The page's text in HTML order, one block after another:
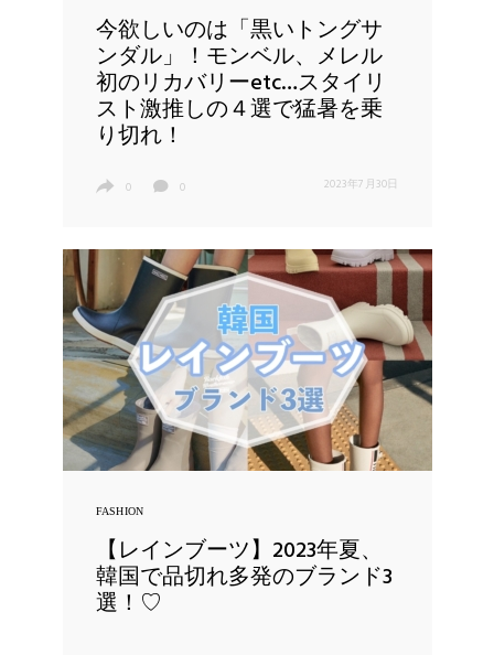
今欲しいのは「黒いトングサ
ンダル」！モンベル、メレル
初のリカバリーetc…スタイリ
スト激推しの４選で猛暑を乗
り切れ！
0 0 2023年7月30日
FASHION
【レインブーツ】2023年夏、
韓国で品切れ多発のブランド3
選！♡